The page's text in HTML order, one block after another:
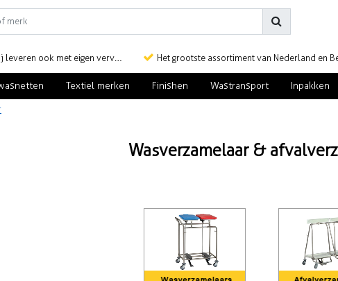
leveren ook met eigen vervoer Het grootste assortiment van Nederland en
Textiel merken Finishen Wastransport Inpakken
Wasverzamelaar &